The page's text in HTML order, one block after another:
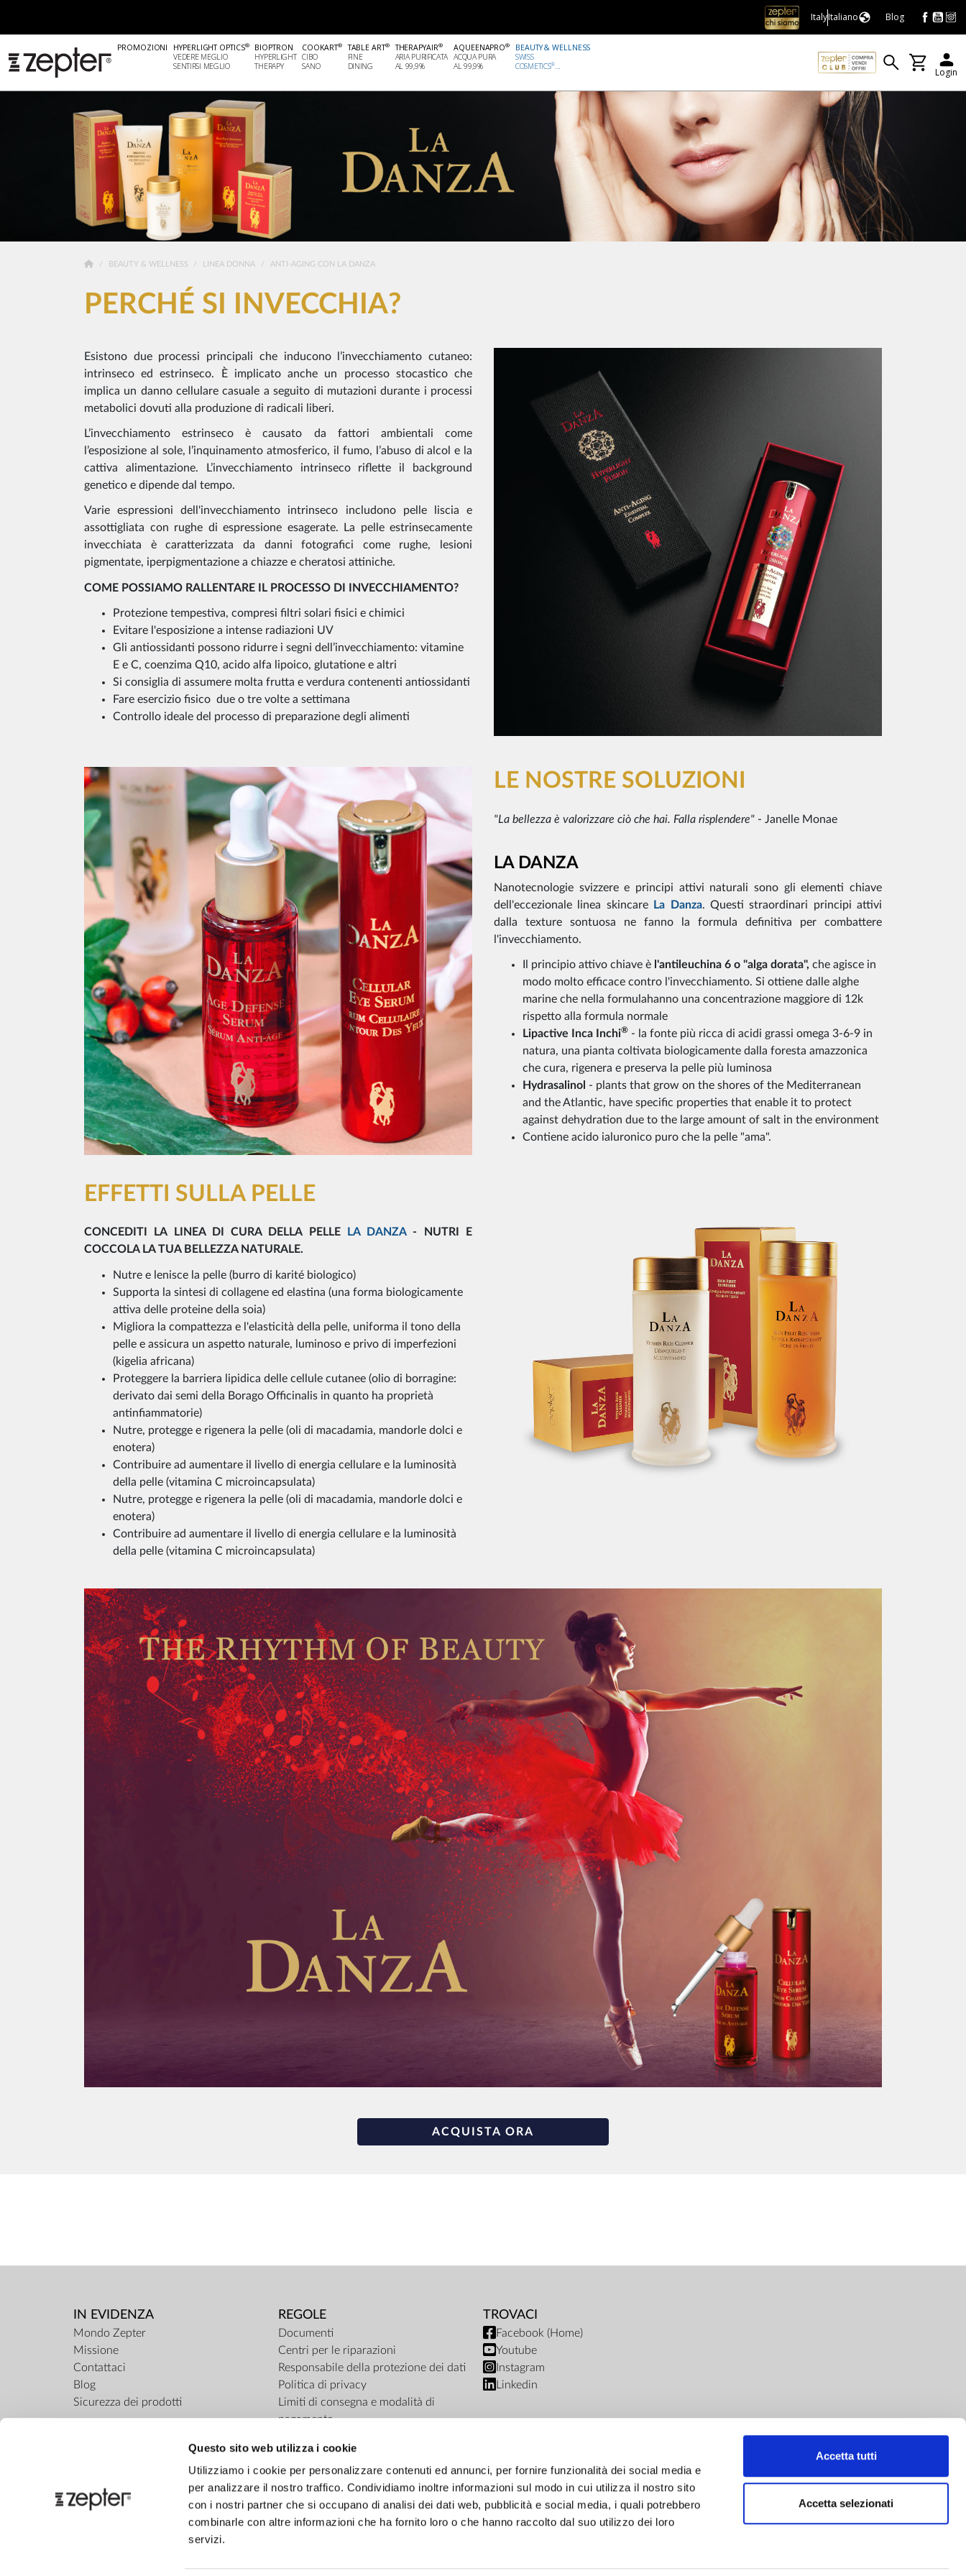
Questo sito web utilizza i cookie
Utilizziamo i cookie per personalizzare contenuti ed annunci, per fornire funzionalità dei social media e
per analizzare il nostro traffico. Condividiamo inoltre informazioni sul modo in cui utilizza il nostro sito
con i nostri partner che si occupano di analisi dei dati web, pubblicità e social media, i quali potrebbero
combinarle con altre informazioni che ha fornito loro o che hanno raccolto dal suo utilizzo dei loro
servizi.
Accetta tutti
Accetta selezionati
ItalyItaliano Blog
PROMOZIONI HYPERLIGHT OPTICS®
VEDERE MEGLIO
SENTIRSI MEGLIO
BIOPTRON
HYPERLIGHT
THERAPY
COOKART®
CIBO
SANO
TABLE ART®
FINE
DINING
THERAPYAIR®
ARIA PURIFICATA
AL 99,9%
AQUEENAPRO®
ACQUA PURA
AL 99,9%
BEAUTY & WELLNESS
SWISS
COSMETICS®... Login
BEAUTY & WELLNESS LINEA DONNA ANTI-AGING CON LA DANZA
PERCHÉ SI INVECCHIA?
Esistono due processi principali che inducono l’invecchiamento cutaneo:
intrinseco ed estrinseco. È implicato anche un processo stocastico che
implica un danno cellulare casuale a seguito di mutazioni durante i processi
metabolici dovuti alla produzione di radicali liberi.
L’invecchiamento estrinseco è causato da fattori ambientali come
l’esposizione al sole, l’inquinamento atmosferico, il fumo, l’abuso di alcol e la
cattiva alimentazione. L’invecchiamento intrinseco riflette il background
genetico e dipende dal tempo.
Varie espressioni dell'invecchiamento intrinseco includono pelle liscia e
assottigliata con rughe di espressione esagerate. La pelle estrinsecamente
invecchiata è caratterizzata da danni fotografici come rughe, lesioni
pigmentate, iperpigmentazione a chiazze e cheratosi attiniche.
COME POSSIAMO RALLENTARE IL PROCESSO DI INVECCHIAMENTO?
Protezione tempestiva, compresi filtri solari fisici e chimici
Evitare l'esposizione a intense radiazioni UV
Gli antiossidanti possono ridurre i segni dell’invecchiamento: vitamine
E e C, coenzima Q10, acido alfa lipoico, glutatione e altri
Si consiglia di assumere molta frutta e verdura contenenti antiossidanti
Fare esercizio fisico due o tre volte a settimana
Controllo ideale del processo di preparazione degli alimenti
LE NOSTRE SOLUZIONI
"La bellezza è valorizzare ciò che hai. Falla risplendere" - Janelle Monae
LA DANZA
Nanotecnologie svizzere e principi attivi naturali sono gli elementi chiave
dell'eccezionale linea skincare
La Danza. Questi straordinari principi attivi
dalla texture sontuosa ne fanno la formula definitiva per combattere
l'invecchiamento.
Il principio attivo chiave è l'antileuchina 6 o "alga dorata", che agisce in
modo molto efficace contro l'invecchiamento. Si ottiene dalle alghe
marine che nella formulahanno una concentrazione maggiore di 12k
rispetto alla formula normale
Lipactive Inca Inchi® - la fonte più ricca di acidi grassi omega 3-6-9 in
natura, una pianta coltivata biologicamente dalla foresta amazzonica
che cura, rigenera e preserva la pelle più luminosa
Hydrasalinol - plants that grow on the shores of the Mediterranean
and the Atlantic, have specific properties that enable it to protect
against dehydration due to the large amount of salt in the environment
Contiene acido ialuronico puro che la pelle "ama".
EFFETTI SULLA PELLE
CONCEDITI LA LINEA DI CURA DELLA PELLE LA DANZA- NUTRI E
COCCOLA LA TUA BELLEZZA NATURALE.
Nutre e lenisce la pelle (burro di karité biologico)
Supporta la sintesi di collagene ed elastina (una forma biologicamente
attiva delle proteine della soia)
Migliora la compattezza e l'elasticità della pelle, uniforma il tono della
pelle e assicura un aspetto naturale, luminoso e privo di imperfezioni
(kigelia africana)
Proteggere la barriera lipidica delle cellule cutanee (olio di borragine:
derivato dai semi della Borago Officinalis in quanto ha proprietà
antinfiammatorie)
Nutre, protegge e rigenera la pelle (oli di macadamia, mandorle dolci e
enotera)
Contribuire ad aumentare il livello di energia cellulare e la luminosità
della pelle (vitamina C microincapsulata)
Nutre, protegge e rigenera la pelle (oli di macadamia, mandorle dolci e
enotera)
Contribuire ad aumentare il livello di energia cellulare e la luminosità
della pelle (vitamina C microincapsulata)
ACQUISTA ORA
IN EVIDENZA
Mondo Zepter
Missione
Contattaci
Blog
Sicurezza dei prodotti
REGOLE
Documenti
Centri per le riparazioni
Responsabile della protezione dei dati
Politica di privacy
Limiti di consegna e modalità di
pagamento
Regolamento del negozio online
TROVACI
Facebook (Home)
Youtube
Instagram
Linkedin